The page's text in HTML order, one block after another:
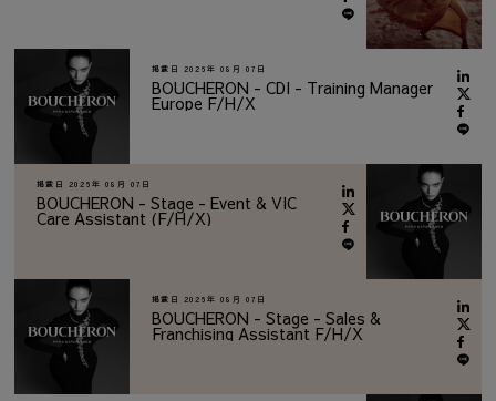
掲載日 2026年 08月 07日
BOUCHERON - CDI - Training Manager
Europe F/H/X
掲載日 2026年 08月 07日
BOUCHERON - Stage - Event & VIC
Care Assistant (F/H/X)
掲載日 2026年 08月 07日
BOUCHERON - Stage - Sales &
Franchising Assistant F/H/X